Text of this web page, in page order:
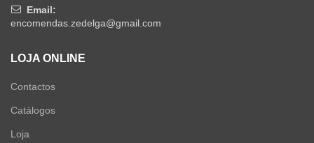
Email:
encomendas.zedelga@gmail.com
LOJA ONLINE
Contactos
Catálogos
Loja